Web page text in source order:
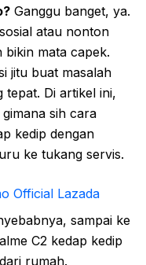
Ganggu banget, ya.
atau nonton
bikin mata capek.
jitu buat masalah
tepat. Di artikel ini,
sih cara
kedip dengan
ke tukang servis.
Official Lazada
sampai ke
C2 kedap kedip
rumah.